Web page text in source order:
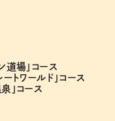
道場」コース
ートワールド」コース
」コース